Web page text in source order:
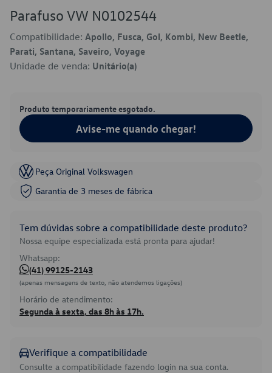
Parafuso VW N0102544
Compatibilidade: Apollo, Fusca, Gol, Kombi, New Beetle,
Parati, Santana, Saveiro, Voyage
Unidade de venda: Unitário(a)
Produto temporariamente esgotado.
Avise-me quando chegar!
Peça Original Volkswagen
Garantia de 3 meses de fábrica
Tem dúvidas sobre a compatibilidade deste produto?
Nossa equipe especializada está pronta para ajudar!
Whatsapp:
(41) 99125-2143
(apenas mensagens de texto, não atendemos ligações)
Horário de atendimento:
Segunda à sexta, das 8h às 17h.
Verifique a compatibilidade
Consulte a compatibilidade fazendo login na sua conta.